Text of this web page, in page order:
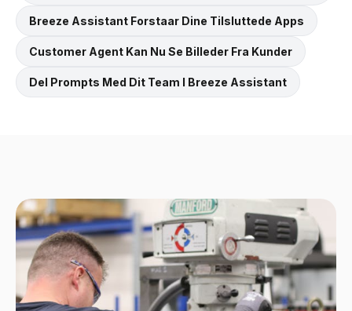
Breeze Assistant Forstaar Dine Tilsluttede Apps
Customer Agent Kan Nu Se Billeder Fra Kunder
Del Prompts Med Dit Team I Breeze Assistant